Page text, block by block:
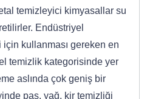
temizleyici kimyasallar su
Endüstriyel
kullanması gereken en
temizlik kategorisinde yer
aslında çok geniş bir
pas, yağ, kir temizliği